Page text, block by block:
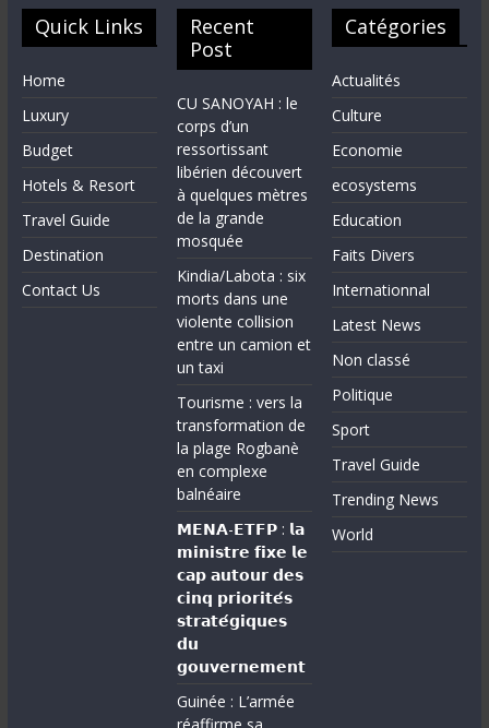
Quick Links
Home
Luxury
Budget
Hotels & Resort
Travel Guide
Destination
Contact Us
Recent
Post
CU SANOYAH : le
corps d’un
ressortissant
libérien découvert
à quelques mètres
de la grande
mosquée
Kindia/Labota : six
morts dans une
violente collision
entre un camion et
un taxi
Tourisme : vers la
transformation de
la plage Rogbanè
en complexe
balnéaire
𝗠𝗘𝗡𝗔-𝗘𝗧𝗙𝗣 : 𝗹𝗮
𝗺𝗶𝗻𝗶𝘀𝘁𝗿𝗲 𝗳𝗶𝘅𝗲 𝗹𝗲
𝗰𝗮𝗽 𝗮𝘂𝘁𝗼𝘂𝗿 𝗱𝗲𝘀
𝗰𝗶𝗻𝗾 𝗽𝗿𝗶𝗼𝗿𝗶𝘁𝗲́𝘀
𝘀𝘁𝗿𝗮𝘁𝗲́𝗴𝗶𝗾𝘂𝗲𝘀
𝗱𝘂
𝗴𝗼𝘂𝘃𝗲𝗿𝗻𝗲𝗺𝗲𝗻𝘁
Guinée : L’armée
Catégories
Actualités
Culture
Economie
ecosystems
Education
Faits Divers
Internationnal
Latest News
Non classé
Politique
Sport
Travel Guide
Trending News
World